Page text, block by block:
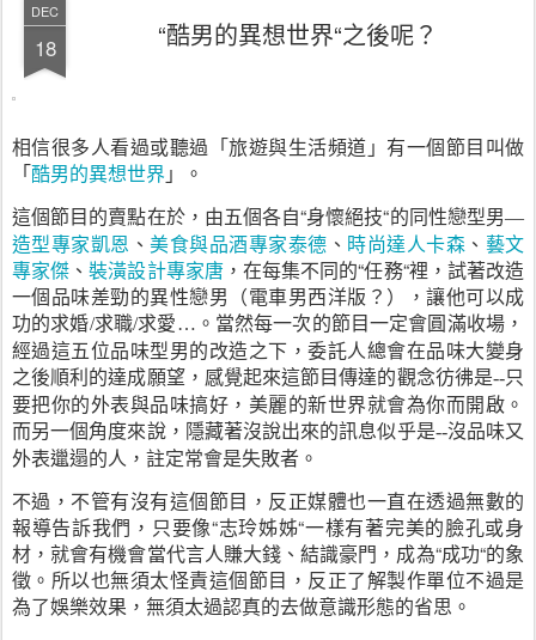
DEC
18 “酷男的異想世界“之後呢？
相信很多人看過或聽過「旅遊與生活頻道」有一個節目叫做
「酷男的異想世界 」。
這個節目的賣點在於，由五個各自“身懷絕技“的同性戀型男—
造型專家凱恩 、美食與品酒專家泰德 、 時尚達人卡森 、 藝文
專家傑 、裝潢設計專家唐，在每集不同的“任務“裡，試著改造
一個品味差勁的異性戀男（電車男西洋版？），讓他可以成
功的求婚/求職/求愛… 。當然每一次的節目一定會圓滿收場，
經過這五位品味型男的改造之下，委託人總會在品味大變身
之後順利的達成願望，感覺起來這節目傳達的觀念彷彿是--只
要把你的外表與品味搞好，美麗的新世界就會為你而開啟。
而另一個角度來說，隱藏著沒說出來的訊息似乎是--沒品味又
外表邋遢的人，註定常會是失敗者。
不過，不管有沒有這個節目，反正媒體也一直在透過無數的
報導告訴我們，只要像“志玲姊姊“一樣有著完美的臉孔或身
材，就會有機會當代言人賺大錢、結識豪門，成為“成功“的象
徵。所以也無須太怪責這個節目，反正了解製作單位不過是
為了娛樂效果，無須太過認真的去做意識形態的省思。